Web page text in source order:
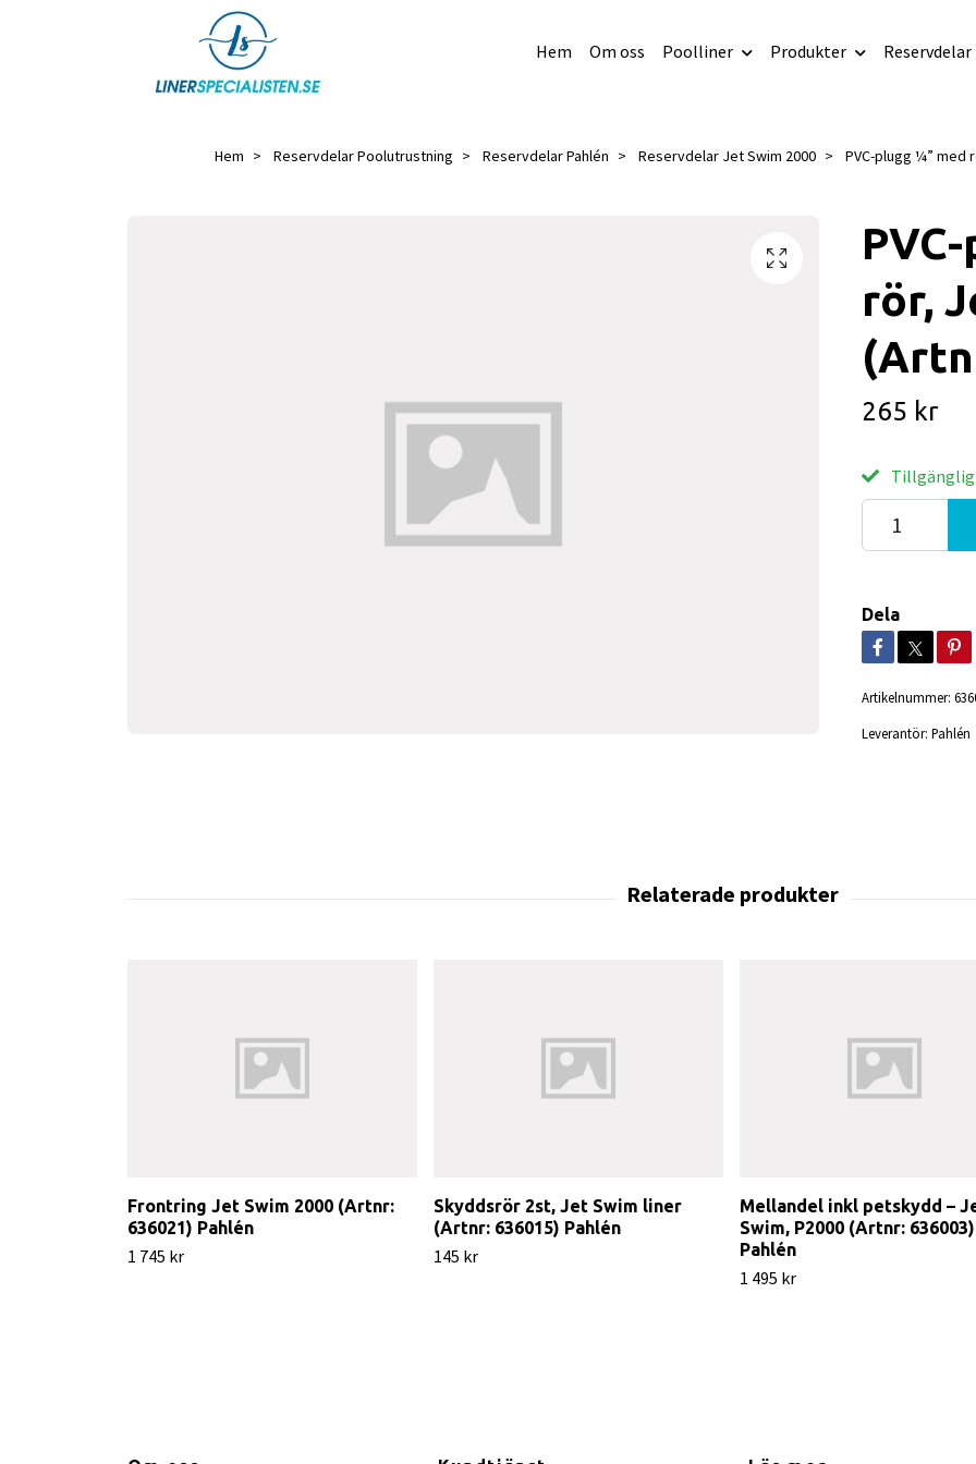
Hem Om oss Poolliner Produkter Reservdelar
Hem Reservdelar Poolutrustning Reservdelar Pahlén Reservdelar Jet Swim 2000 PVC-plugg ¼” med
rör,
265 kr
Tillgänglig
Dela
Artikelnummer:
Leverantör: Pahlén
Frontring Jet Swim 2000 (Artnr:
636021) Pahlén
1 745 kr
Skyddsrör 2st, Jet Swim liner
(Artnr: 636015) Pahlén
145 kr
Mellandel inkl petskydd –
Swim, P2000 (Artnr: 636003)
Pahlén
1 495 kr